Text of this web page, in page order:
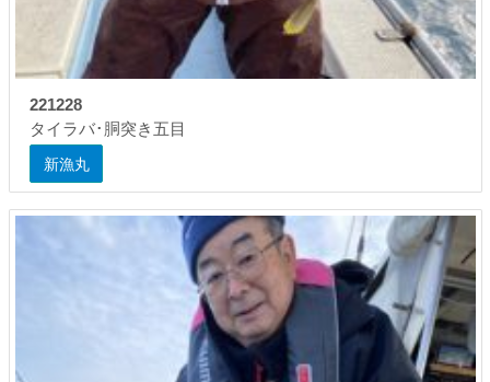
221228
タイラバ･胴突き五目
新漁丸